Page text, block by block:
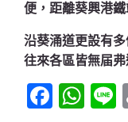
便，距離葵興港
沿葵涌道更設有
往來各區皆無届弗